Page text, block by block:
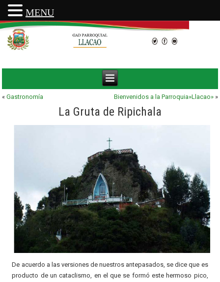
«Gastronomía Bienvenidos a la Parroquia»Llacao»»
La Gruta de Ripichala
De acuerdo a las versiones de nuestros antepasados, se dice que es
producto de un cataclismo, en el que se formó este hermoso pico,
MENU